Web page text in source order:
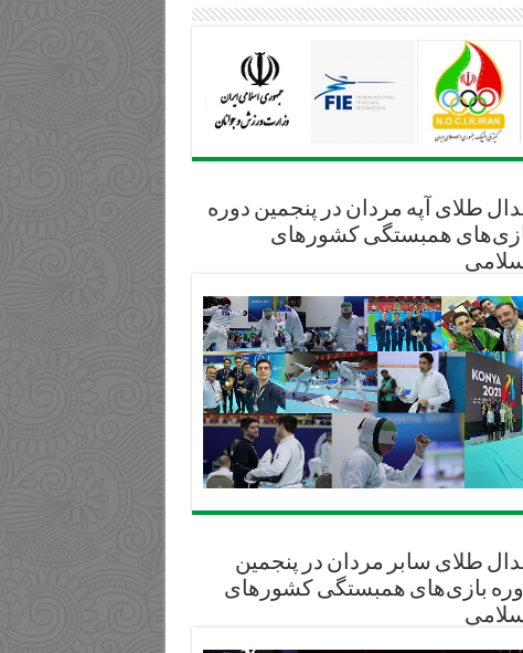
طلای آپه مردان در پنجمین دوره
همبستگی کشورهای
طلای سابر مردان در پنجمین
بازی‌های همبستگی کشورهای